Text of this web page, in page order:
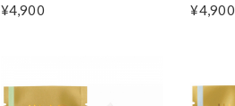
¥4,900 ¥4,900